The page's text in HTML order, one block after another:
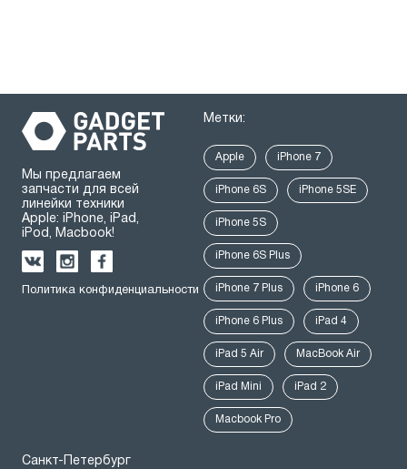
Мы предлагаем
запчасти для всей
линейки техники
Apple: iPhone, iPad,
iPod, Macbook!
Политика конфиденциальности
Метки:
Apple iPhone 7
iPhone 6S iPhone 5SE
iPhone 5S
iPhone 6S Plus
iPhone 7 Plus iPhone 6
iPhone 6 Plus iPad 4
iPad 5 Air MacBook Air
iPad Mini iPad 2
Macbook Pro
Санкт-Петербург